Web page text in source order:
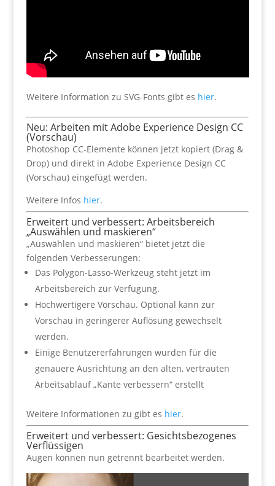
Weitere Information zu SVG-Fonts gibt es hier.
Neu: Arbeiten mit Adobe Experience Design CC
(Vorschau)
Photoshop CC-Elemente können jetzt kopiert (Drag &
Drop) und direkt in Adobe Experience Design CC
(Vorschau) eingefügt werden.
Weitere Infos hier.
Erweitert und verbessert: Arbeitsbereich
„Auswählen und maskieren“
„Auswählen und maskieren“ bietet jetzt die
folgenden Verbesserungen:
Das Polygon-Lasso-Werkzeug steht jetzt im
Arbeitsbereich zur Verfügung.
Hochwertigere Vorschau. Optional kann zur
Vorschau in geringerer Auflösung gewechselt
werden.
Einige Benutzererfahrungen wurden für die
genauere Ausrichtung an den alten, vertrauten
Arbeitsablauf „Kante verbessern“ erstellt
Weitere Informationen zu gibt es hier.
Erweitert und verbessert: Gesichtsbezogenes
Verflüssigen
Augen können nun getrennt bearbeitet werden.